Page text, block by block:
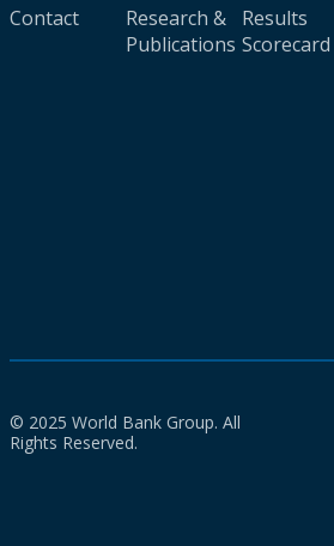
Contact
Research &
Publications
Results
Scorecard
© 2025 World Bank Group. All
Rights Reserved.